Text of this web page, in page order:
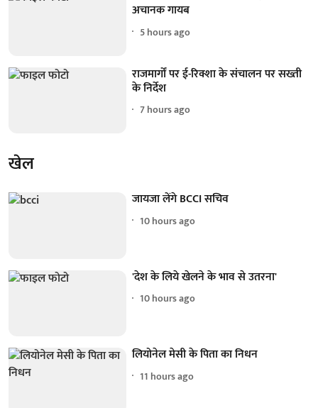
अचानक गायब
5 hours ago
राजमार्गों पर ई-रिक्शा के संचालन पर सख्ती
के निर्देश
7 hours ago
खेल
जायजा लेंगे BCCI सचिव
10 hours ago
'देश के लिये खेलने के भाव से उतरना'
10 hours ago
लियोनेल मेसी के पिता का निधन
11 hours ago